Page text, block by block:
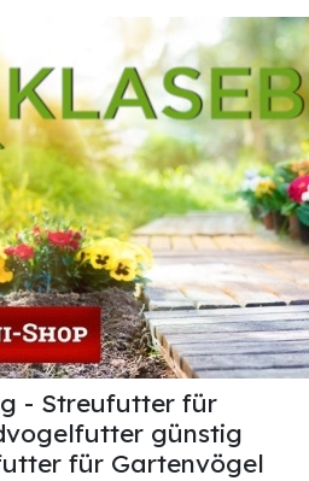
- Streufutter für
günstig
für Gartenvögel